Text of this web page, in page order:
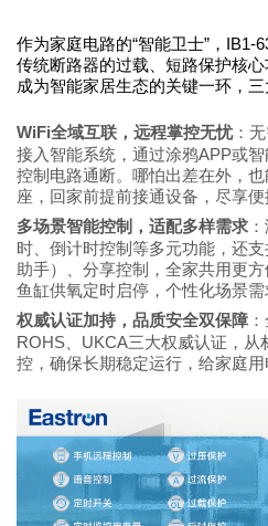
作为家庭电路的“智能卫士”，IB1-
传统断路器的过载、短路保护核
成为智能家居生态的关键一环，
WiFi全域互联，远程掌控无忧：
接入智能系统，通过涂鸦APP或
控制电路通断。哪怕出差在外，
座，回家前提前接通设备，尽享便
多场景智能控制，适配多样需求
时、倒计时控制等多元功能，还
助手）、分享控制，全家共用更
鱼缸供氧定时启停，个性化场景需
权威认证加持，品质安全双保障
ROHS、UKCA三大权威认证，
控，确保长期稳定运行，给家庭用